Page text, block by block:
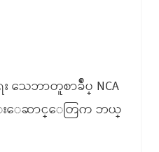
သေဘာတူစာခ်ဳပ္ NCA
းေဆာင္ေတြက ဘယ္